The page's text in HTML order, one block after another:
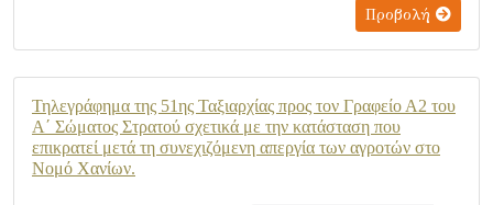
Προβολή
Τηλεγράφημα της 51ης Ταξιαρχίας προς τον Γραφείο Α2 του
Α΄ Σώματος Στρατού σχετικά με την κατάσταση που
επικρατεί μετά τη συνεχιζόμενη απεργία των αγροτών στο
Νομό Χανίων.